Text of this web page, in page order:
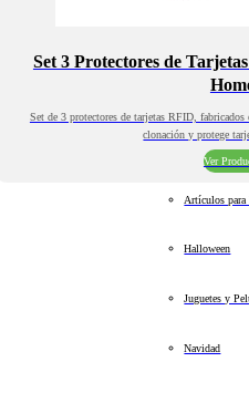
Set 3 Protectores de
Set de 3 protectores de tarjetas RFID,
clonación y protege
Ver
Artículos para
Halloween
Juguetes y
Navidad